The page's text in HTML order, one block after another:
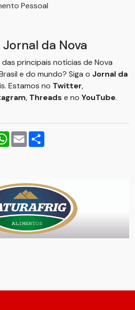
Pessoal
da Nova
principais notícias de Nova
e do mundo? Siga o Jornal da
Estamos no Twitter,
, Threads e no YouTube.
WhatsApp
Email